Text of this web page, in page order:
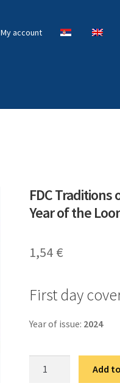
My account
FDC Traditions
Year of the
1,54 €
First day
Year of issue: 2024
Add